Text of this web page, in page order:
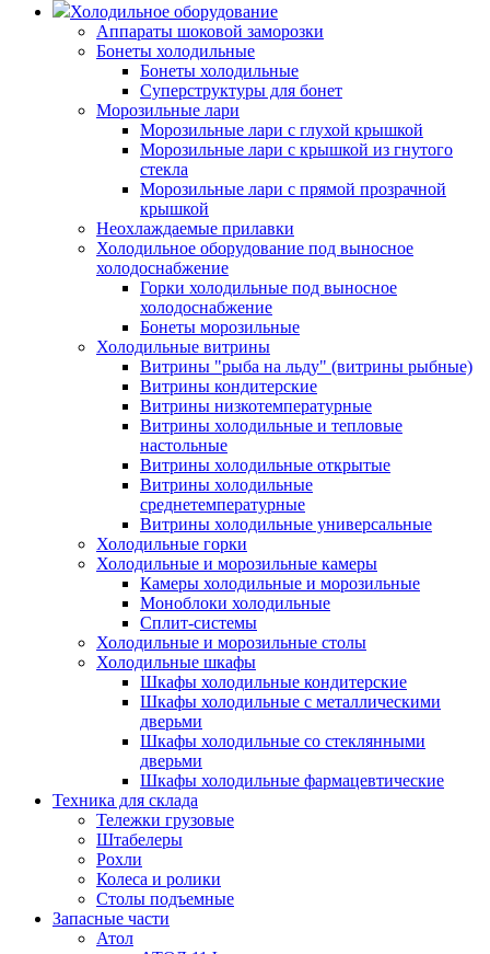
Холодильное оборудование
Аппараты шоковой заморозки
Бонеты холодильные
Бонеты холодильные
Суперструктуры для бонет
Морозильные лари
Морозильные лари с глухой крышкой
Морозильные лари с крышкой из гнутого
стекла
Морозильные лари с прямой прозрачной
крышкой
Неохлаждаемые прилавки
Холодильное оборудование под выносное
холодоснабжение
Горки холодильные под выносное
холодоснабжение
Бонеты морозильные
Холодильные витрины
Витрины "рыба на льду" (витрины рыбные)
Витрины кондитерские
Витрины низкотемпературные
Витрины холодильные и тепловые
настольные
Витрины холодильные открытые
Витрины холодильные
среднетемпературные
Витрины холодильные универсальные
Холодильные горки
Холодильные и морозильные камеры
Камеры холодильные и морозильные
Моноблоки холодильные
Сплит-системы
Холодильные и морозильные столы
Холодильные шкафы
Шкафы холодильные кондитерские
Шкафы холодильные с металлическими
дверьми
Шкафы холодильные со стеклянными
дверьми
Шкафы холодильные фармацевтические
Техника для склада
Тележки грузовые
Штабелеры
Рохли
Колеса и ролики
Столы подъемные
Запасные части
Атол